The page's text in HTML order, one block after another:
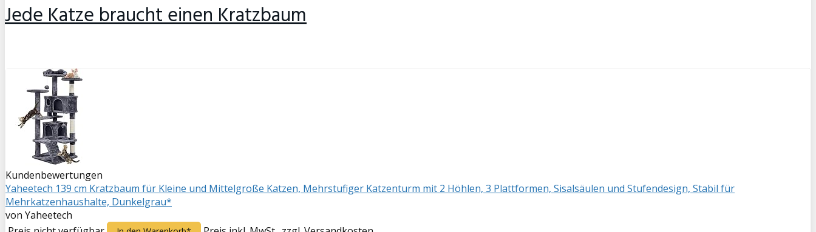
Jede Katze braucht einen Kratzbaum
Kundenbewertungen
Yaheetech 139 cm Kratzbaum für Kleine und Mittelgroße Katzen, Mehrstufiger Katzenturm mit 2 Höhlen, 3 Plattformen, Sisalsäulen und Stufendesign, Stabil für
Mehrkatzenhaushalte, Dunkelgrau*
von Yaheetech